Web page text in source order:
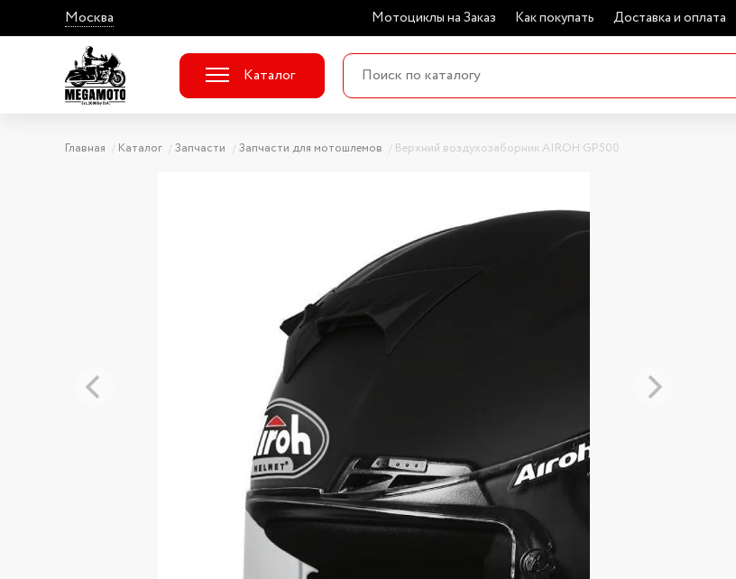
Москва Мотоциклы на Заказ Как покупать Доставка и оплата
Каталог
Главная Каталог Запчасти Запчасти для мотошлемов Верхний воздухозаборник AIROH GP500